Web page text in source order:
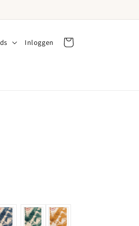
Inloggen
InloggenWinkelwagen